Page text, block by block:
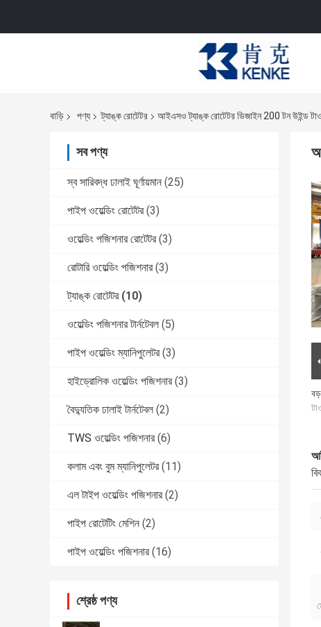
বাড়ি পণ্য ট্যাঙ্ক রোটেটর আইএসও ট্যাঙ্ক রোটেটর ডিজাইন 200 টন উইন্ড
সব পণ্য
স্ব সারিবদ্ধ ঢালাই ঘূর্ণায়মান (25)
পাইপ ওয়েল্ডিং রোটেটর (3)
ওয়েল্ডিং পজিশনার রোটেটর (3)
রোটারি ওয়েল্ডিং পজিশনার (3)
ট্যাঙ্ক রোটেটর (10)
ওয়েল্ডিং পজিশনার টার্নটেবল (5)
পাইপ ওয়েল্ডিং ম্যানিপুলেটর (3)
হাইড্রোলিক ওয়েল্ডিং পজিশনার (3)
বৈদ্যুতিক ঢালাই টার্নটেবল (2)
TWS ওয়েল্ডিং পজিশনার (6)
কলাম এবং বুম ম্যানিপুলেটর (11)
এল টাইপ ওয়েল্ডিং পজিশনার (2)
পাইপ রোটেটিং মেশিন (2)
পাইপ ওয়েল্ডিং পজিশনার (16)
শ্রেষ্ঠ পণ্য